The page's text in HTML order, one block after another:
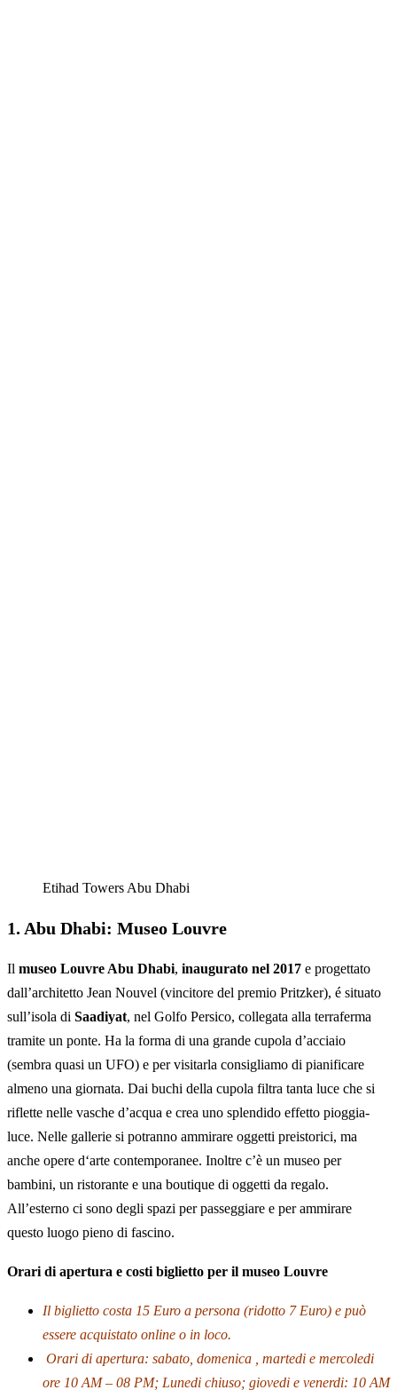
Etihad Towers Abu Dhabi
1. Abu Dhabi: Museo Louvre
Il museo Louvre Abu Dhabi, inaugurato nel 2017 e progettato
dall’architetto Jean Nouvel (vincitore del premio Pritzker), é situato
sull’isola di Saadiyat, nel Golfo Persico, collegata alla terraferma
tramite un ponte. Ha la forma di una grande cupola d’acciaio
(sembra quasi un UFO) e per visitarla consigliamo di pianificare
almeno una giornata. Dai buchi della cupola filtra tanta luce che si
riflette nelle vasche d’acqua e crea uno splendido effetto pioggia-
luce. Nelle gallerie si potranno ammirare oggetti preistorici, ma
anche opere d‘arte contemporanee. Inoltre c’è un museo per
bambini, un ristorante e una boutique di oggetti da regalo.
All’esterno ci sono degli spazi per passeggiare e per ammirare
questo luogo pieno di fascino.
Orari di apertura e costi biglietto per il museo Louvre
Il biglietto costa 15 Euro a persona (ridotto 7 Euro) e può
essere acquistato online o in loco.
Orari di apertura: sabato, domenica , martedi e mercoledi
ore 10 AM – 08 PM; Lunedi chiuso; giovedi e venerdi: 10 AM